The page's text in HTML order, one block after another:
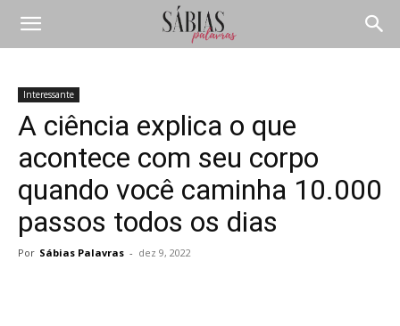
Interessante
A ciência explica o que
acontece com seu corpo
quando você caminha 10.000
passos todos os dias
Por Sábias Palavras - dez 9, 2022